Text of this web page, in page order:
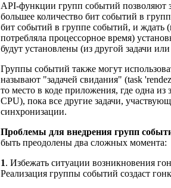
API-функции групп событий позволяют
большее количество бит событий в
бит событий в группе событий, и ждать
потребляла процессорное время)
будут установлены (из другой задачи
Группы событий также могут
называют "задачей свидания" (task
то место в коде приложения, где одна из
CPU), пока все другие задачи,
синхронизации.
Проблемы для внедрения групп
быть преодолены два сложных момента:
1. Избежать ситуации возникновения
Реализация группы событий создаст